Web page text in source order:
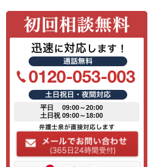
平日 09:00～20:00
土日祝 09:00～18:00